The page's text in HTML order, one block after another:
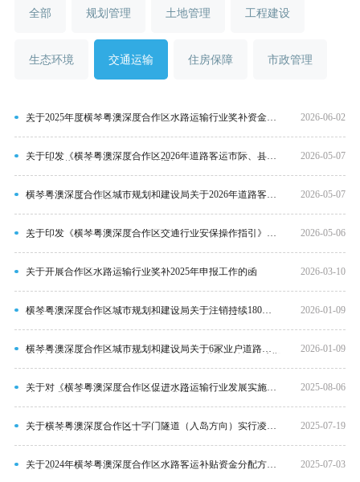
全部 规划管理 土地管理 工程建设
生态环境 交通运输 住房保障 市政管理
关于2025年度横琴粤澳深度合作区水路运输行业奖补资金分
配方案的公示
2026-06-02
关于印发《横琴粤澳深度合作区2026年道路客运市际、县际
包车经营指标投放工作指引》的通知
2026-05-07
横琴粤澳深度合作区城市规划和建设局关于2026年道路客运
包车运力发展计划的公告
2026-05-07
关于印发《横琴粤澳深度合作区交通行业安保操作指引》的
通知
2026-05-06
关于开展合作区水路运输行业奖补2025年申报工作的函 2026-03-10
横琴粤澳深度合作区城市规划和建设局关于注销持续180天以
上无对应运输车辆的业户道路运输经营许可证的通告
2026-01-09
横琴粤澳深度合作区城市规划和建设局关于6家业户道路普通
货物运输经营许可证逾期及9辆营运车辆《道路运输证》逾期
未年审的通告
2026-01-09
关于对《横琴粤澳深度合作区促进水路运输行业发展实施办
法（征求意见稿）》公开征求意见的通知
2025-08-06
关于横琴粤澳深度合作区十字门隧道（入岛方向）实行凌晨
时段全封闭养护作业的通告
2025-07-19
关于2024年横琴粤澳深度合作区水路客运补贴资金分配方案
的公示
2025-07-03